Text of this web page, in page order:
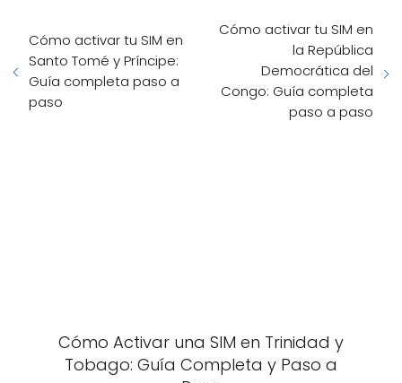
Cómo activar tu SIM en
Santo Tomé y Príncipe:
Guía completa paso a
paso
Cómo activar tu SIM en
la República
Democrática del
Congo: Guía completa
paso a paso
Cómo Activar una SIM en Trinidad y
Tobago: Guía Completa y Paso a